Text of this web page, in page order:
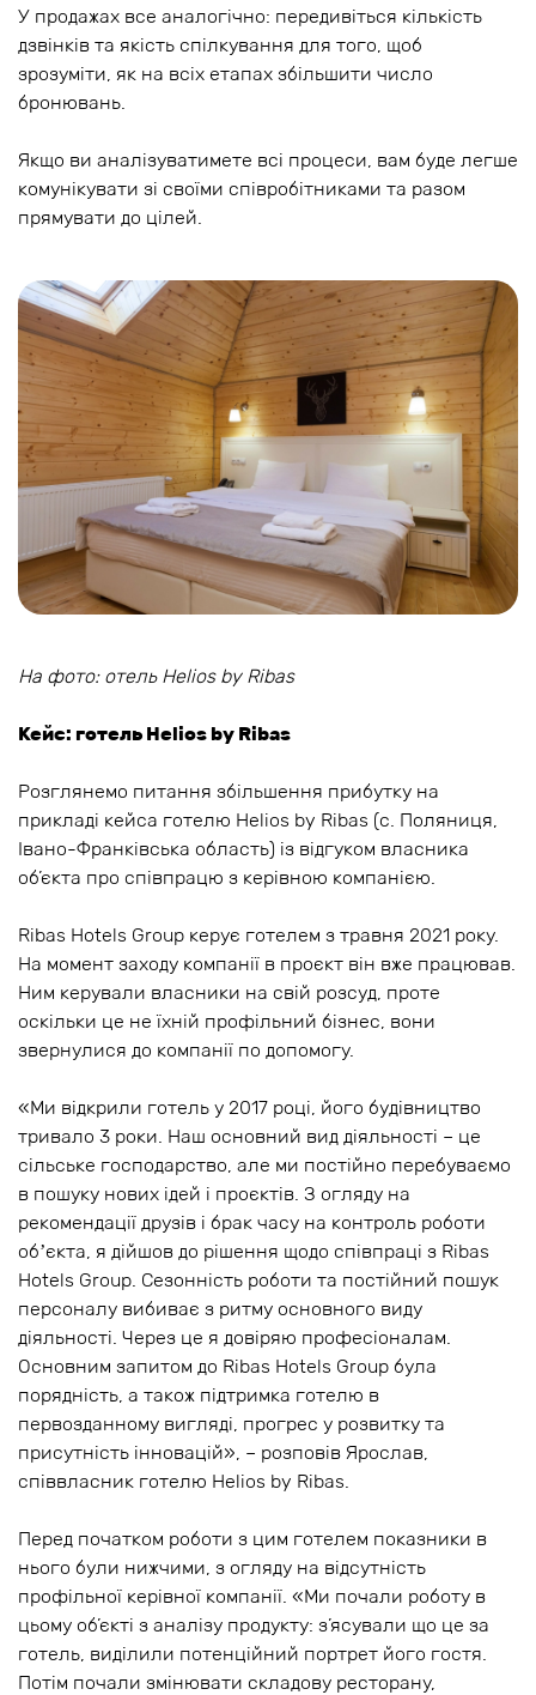
У продажах все аналогічно: передивіться кількість
дзвінків та якість спілкування для того, щоб
зрозуміти, як на всіх етапах збільшити число
бронювань.
Якщо ви аналізуватимете всі процеси, вам буде легше
комунікувати зі своїми співробітниками та разом
прямувати до цілей.
На фото: отель Helios by Ribas
Кейс: готель Helios by Ribas
Розглянемо питання збільшення прибутку на
прикладі кейса готелю Helios by Ribas (с. Поляниця,
Івано-Франківська область) із відгуком власника
об’єкта про співпрацю з керівною компанією.
Ribas Hotels Group керує готелем з травня 2021 року.
На момент заходу компанії в проєкт він вже працював.
Ним керували власники на свій розсуд, проте
оскільки це не їхній профільний бізнес, вони
звернулися до компанії по допомогу.
«Ми відкрили готель у 2017 році, його будівництво
тривало 3 роки. Наш основний вид діяльності – це
сільське господарство, але ми постійно перебуваємо
в пошуку нових ідей і проєктів. З огляду на
рекомендації друзів і брак часу на контроль роботи
обʼєкта, я дійшов до рішення щодо співпраці з Ribas
Hotels Group. Сезонність роботи та постійний пошук
персоналу вибиває з ритму основного виду
діяльності. Через це я довіряю професіоналам.
Основним запитом до Ribas Hotels Group була
порядність, а також підтримка готелю в
первозданному вигляді, прогрес у розвитку та
присутність інновацій», – розповів Ярослав,
співвласник готелю Helios by Ribas.
Перед початком роботи з цим готелем показники в
нього були нижчими, з огляду на відсутність
профільної керівної компанії. «Ми почали роботу в
цьому об’єкті з аналізу продукту: з’ясували що це за
готель, виділили потенційний портрет його гостя.
Потім почали змінювати складову ресторану,